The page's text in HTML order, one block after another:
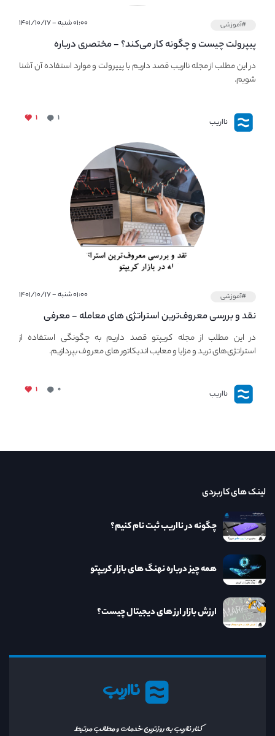
#آموزشی ۰۱:۰۰ شنبه - ۱۴۰۱/۱۰/۱۷
پیپر‌ولت چیست و چگونه کار می‌کند؟ - مختصری درباره
PaperWallet
در این مطلب از مجله نااریب قصد داریم با پیپر‌ولت و موارد استفاده آن آشنا
شویم.
نااریب ۱ ۱
#آموزشی ۰۱:۰۰ شنبه - ۱۴۰۱/۱۰/۱۷
نقد و بررسی معروف‌ترین استراتژی های معامله - معرفی
استراتژی های مهم ترید در بازار کریپتو
در این مطلب از مجله کریپتو قصد داریم به چگونگی استفاده از
استراتژی‌های ترید و مزایا و معایب اندیکاتور های معروف بپردازیم.
نااریب ۰ ۱
نااریب
کنار نااریب به روزترین خدمات و مطالب مرتبط
لینک های کاربردی
چگونه در نااریب ثبت نام کنیم؟
همه چیز درباره نهنگ های بازار کریپتو
ارزش بازار ارز های دیجیتال چیست؟